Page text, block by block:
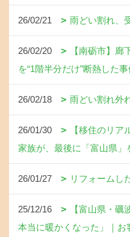
26/02/21 雨どい割れ、
26/02/20
【南砺市】
を“1階半分だけ”断熱した事
26/02/18 雨どい割れ外
26/01/30
【移住のリ
家族が、最後に「富山県」
26/01/27 リフォームし
25/12/16
【富山県・
本当に暖かくなった」｜